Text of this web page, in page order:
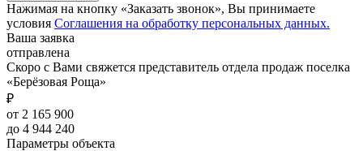
Нажимая на кнопку «Заказать звонок», Вы принимаете
условия Соглашения на обработку персональных данных.
Ваша заявка
отправлена
Скоро с Вами свяжется представитель отдела продаж поселка
«Берёзовая Роща»
₽
от 2 165 900
до 4 944 240
Параметры объекта